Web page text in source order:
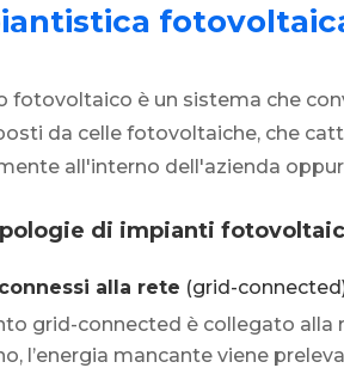
fotovoltaico è un sistema che
da celle fotovoltaiche, che
all'interno dell'azienda
di impianti
alla rete (grid-
grid-connected è collegato alla
l’energia mancante viene